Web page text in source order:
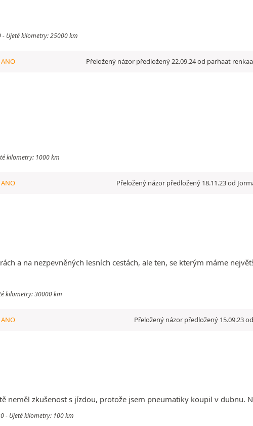
- Ujeté kilometry: 25000 km
Přeložený názor předložený 22.09.24 od parhaat
ANO
kilometry: 1000 km
Přeložený názor předložený 18.11.23 od
ANO
a na nezpevněných lesních cestách, ale ten, se kterým máme
kilometry: 30000 km
Přeložený názor předložený 15.09.23
ANO
neměl zkušenost s jízdou, protože jsem pneumatiky koupil v dubnu.
- Ujeté kilometry: 100 km